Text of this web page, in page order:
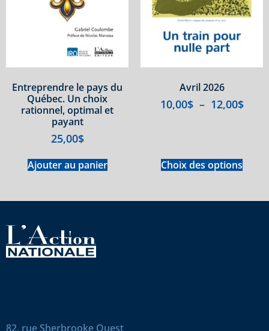
Entreprendre le pays du
Québec. Un choix
rationnel, optimal et
payant
25,00$
Ajouter au panier
Avril 2026
10,00$ – 12,00$
Choix des options
82, rue Sherbrooke Ouest